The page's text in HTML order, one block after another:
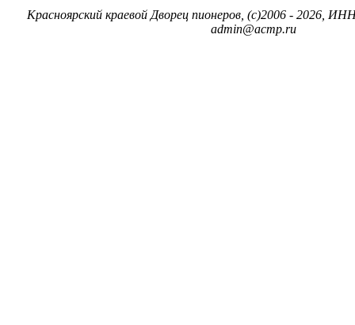
Красноярский краевой Дворец пионеров, (c)2006 - 2026,
admin@acmp.ru